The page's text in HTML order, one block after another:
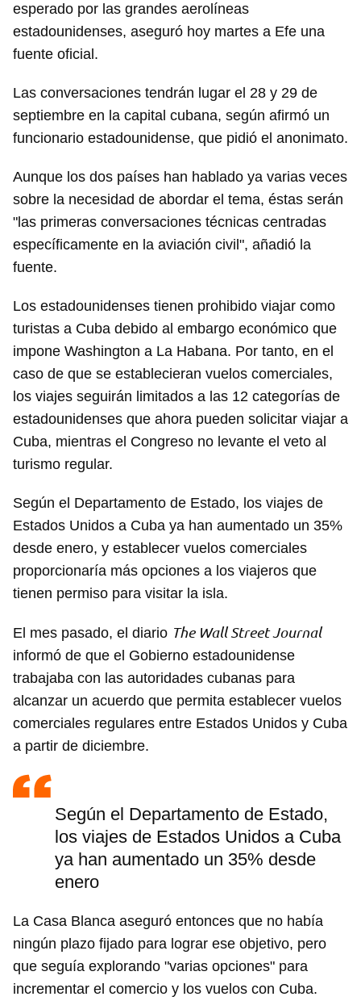
esperado por las grandes aerolíneas
estadounidenses, aseguró hoy martes a Efe una
fuente oficial.
Las conversaciones tendrán lugar el 28 y 29 de
septiembre en la capital cubana, según afirmó un
funcionario estadounidense, que pidió el anonimato.
Aunque los dos países han hablado ya varias veces
sobre la necesidad de abordar el tema, éstas serán
"las primeras conversaciones técnicas centradas
específicamente en la aviación civil", añadió la
fuente.
Los estadounidenses tienen prohibido viajar como
turistas a Cuba debido al embargo económico que
impone Washington a La Habana. Por tanto, en el
caso de que se establecieran vuelos comerciales,
los viajes seguirán limitados a las 12 categorías de
estadounidenses que ahora pueden solicitar viajar a
Cuba, mientras el Congreso no levante el veto al
turismo regular.
Según el Departamento de Estado, los viajes de
Estados Unidos a Cuba ya han aumentado un 35%
desde enero, y establecer vuelos comerciales
proporcionaría más opciones a los viajeros que
tienen permiso para visitar la isla.
El mes pasado, el diario The Wall Street Journal
informó de que el Gobierno estadounidense
trabajaba con las autoridades cubanas para
alcanzar un acuerdo que permita establecer vuelos
comerciales regulares entre Estados Unidos y Cuba
a partir de diciembre.
Según el Departamento de Estado,
los viajes de Estados Unidos a Cuba
ya han aumentado un 35% desde
enero
La Casa Blanca aseguró entonces que no había
ningún plazo fijado para lograr ese objetivo, pero
que seguía explorando "varias opciones" para
incrementar el comercio y los vuelos con Cuba.